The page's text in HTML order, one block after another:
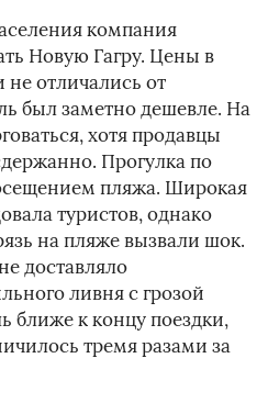
компания
Новую Гагру. Цены в
не отличались от
был заметно дешевле. На
хотя продавцы
Прогулка по
пляжа. Широкая
туристов, однако
на пляже вызвали шок.
доставляло
ливня с грозой
ближе к концу поездки,
тремя разами за